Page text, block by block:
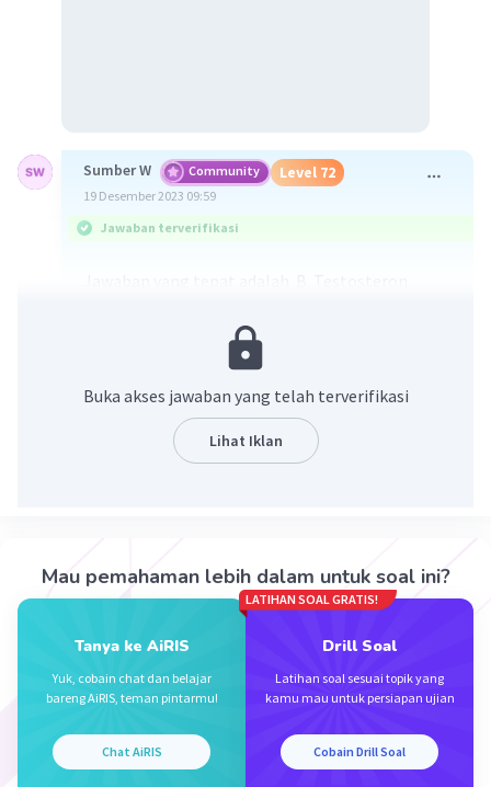
Sumber W Community Level 72
19 Desember 2023 09:59
Jawaban terverifikasi
Fungsi hormon testosteron pada pria antara lain
mengendalikan gairah seksual, produksi sperma,
kepadatan tulang, dan juga massa otot,
sehingga hormon ini mampu memengaruhi
perubahan fisik dan emosional pria secara
Community Level 89
19 Desember 2023 10:23
Testosteron merupakan hormon kelamin laki-
Buka akses jawaban yang telah terverifikasi
Lihat Iklan
Mau pemahaman lebih dalam untuk soal ini?
Tanya ke AiRIS
Yuk, cobain chat dan belajar
bareng AiRIS, teman pintarmu!
Chat AiRIS
LATIHAN SOAL GRATIS!
Drill Soal
Latihan soal sesuai topik yang
kamu mau untuk persiapan ujian
Cobain Drill Soal